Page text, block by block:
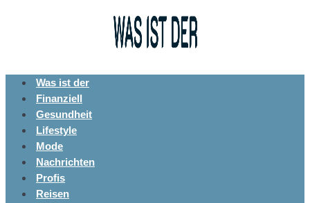
Was ist der
Finanziell
Gesundheit
Lifestyle
Mode
Nachrichten
Profis
Reisen